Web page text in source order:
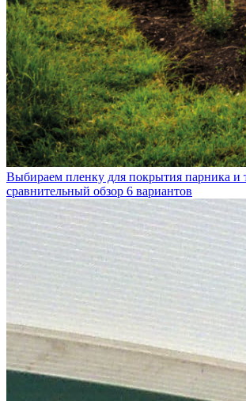
Выбираем пленку для покрытия парника и
сравнительный обзор 6 вариантов